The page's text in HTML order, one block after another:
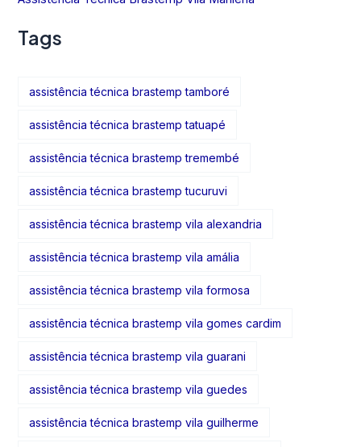
Tags
assistência técnica brastemp tamboré
assistência técnica brastemp tatuapé
assistência técnica brastemp tremembé
assistência técnica brastemp tucuruvi
assistência técnica brastemp vila alexandria
assistência técnica brastemp vila amália
assistência técnica brastemp vila formosa
assistência técnica brastemp vila gomes cardim
assistência técnica brastemp vila guarani
assistência técnica brastemp vila guedes
assistência técnica brastemp vila guilherme